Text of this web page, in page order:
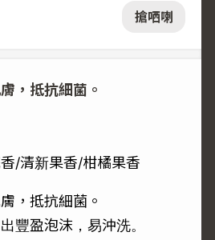
搶哂喇
，抵抗細菌。
/清新果香/柑橘果香
，抵抗細菌。
豐盈泡沫，易沖洗。